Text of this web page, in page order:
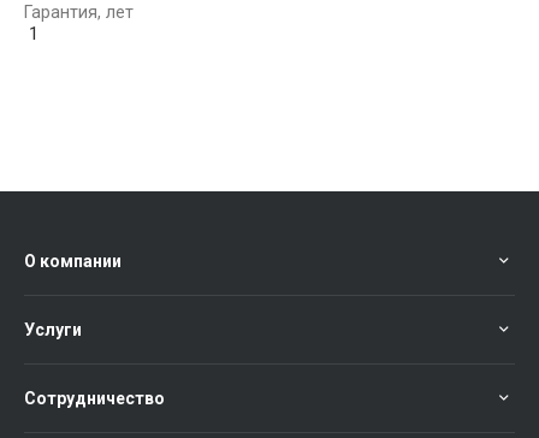
Гарантия, лет
1
О компании
Услуги
Сотрудничество